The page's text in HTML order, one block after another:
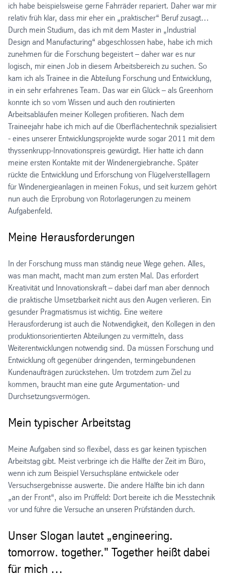
ich habe beispielsweise gerne Fahrräder repariert. Daher war mir
relativ früh klar, dass mir eher ein „praktischer“ Beruf zusagt…
Durch mein Studium, das ich mit dem Master in „Industrial
Design and Manufacturing“ abgeschlossen habe, habe ich mich
zunehmen für die Forschung begeistert – daher war es nur
logisch, mir einen Job in diesem Arbeitsbereich zu suchen. So
kam ich als Trainee in die Abteilung Forschung und Entwicklung,
in ein sehr erfahrenes Team. Das war ein Glück – als Greenhorn
konnte ich so vom Wissen und auch den routinierten
Arbeitsabläufen meiner Kollegen profitieren. Nach dem
Traineejahr habe ich mich auf die Oberflächentechnik spezialisiert
- eines unserer Entwicklungsprojekte wurde sogar 2011 mit dem
thyssenkrupp-Innovationspreis gewürdigt. Hier hatte ich dann
meine ersten Kontakte mit der Windenergiebranche. Später
rückte die Entwicklung und Erforschung von Flügelverstelllagern
für Windenergieanlagen in meinen Fokus, und seit kurzem gehört
nun auch die Erprobung von Rotorlagerungen zu meinem
Aufgabenfeld.
Meine Herausforderungen
In der Forschung muss man ständig neue Wege gehen. Alles,
was man macht, macht man zum ersten Mal. Das erfordert
Kreativität und Innovationskraft – dabei darf man aber dennoch
die praktische Umsetzbarkeit nicht aus den Augen verlieren. Ein
gesunder Pragmatismus ist wichtig. Eine weitere
Herausforderung ist auch die Notwendigkeit, den Kollegen in den
produktionsorientierten Abteilungen zu vermitteln, dass
Weiterentwicklungen notwendig sind. Da müssen Forschung und
Entwicklung oft gegenüber dringenden, termingebundenen
Kundenaufträgen zurückstehen. Um trotzdem zum Ziel zu
kommen, braucht man eine gute Argumentation- und
Durchsetzungsvermögen.
Mein typischer Arbeitstag
Meine Aufgaben sind so flexibel, dass es gar keinen typischen
Arbeitstag gibt. Meist verbringe ich die Hälfte der Zeit im Büro,
wenn ich zum Beispiel Versuchspläne entwickele oder
Versuchsergebnisse auswerte. Die andere Hälfte bin ich dann
„an der Front“, also im Prüffeld: Dort bereite ich die Messtechnik
vor und führe die Versuche an unseren Prüfständen durch.
Unser Slogan lautet „engineering.
tomorrow. together." Together heißt dabei
für mich …